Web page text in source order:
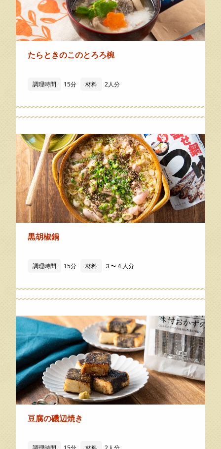
たらときのこのとろろ椀
調理時間 15分 材料 2人分
黒胡椒鍋
調理時間 15分 材料 ３〜４人分
豆腐の磯辺焼き